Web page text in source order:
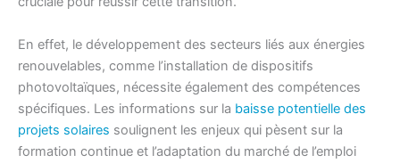
En effet, le développement des secteurs liés aux énergies
renouvelables, comme l’installation de dispositifs
photovoltaïques, nécessite également des compétences
spécifiques. Les informations sur la baisse potentielle des
projets solaires soulignent les enjeux qui pèsent sur la
formation continue et l’adaptation du marché de l’emploi